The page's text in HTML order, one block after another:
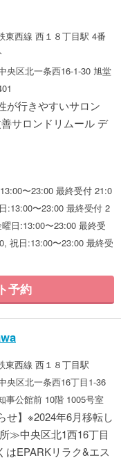
東西線 西１８丁目駅 4番
央区北一条西16-1-30 旭堂
が行きやすいサロン
サロンドリムール デ
〜23:00 最終受付 21:0
:13:00〜23:00 最終受付 2
日:13:00〜23:00 最終受
祝日:13:00〜23:00 最終受
予約
東西線 西１８丁目駅
央区北一条西16丁目1-36
事公館前 10階 1005号室
せ】※2024年6月移転し
≫中央区北1西16丁目
はEPARKリラク&エス